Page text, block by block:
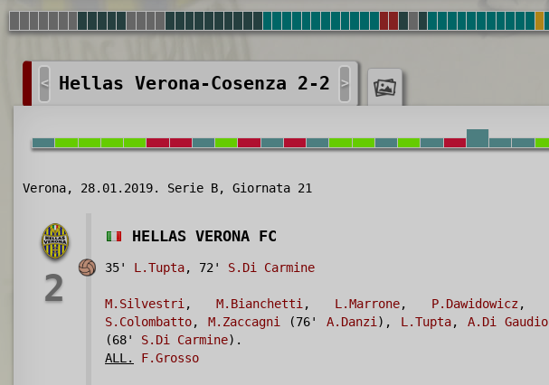
< Hellas Verona-Cosenza 2-2 >
Verona, 28.01.2019. Serie B, Giornata 21
2
HELLAS VERONA FC
35' L.Tupta, 72' S.Di Carmine
M.Silvestri ,M.Bianchetti , L.Marrone, P.Dawidowicz ,
S.Colombatto, M.Zaccagni (76'A.Danzi ), L.Tupta, A.Di Gaudio
(68' S.Di Carmine).
ALL.
F.Grosso